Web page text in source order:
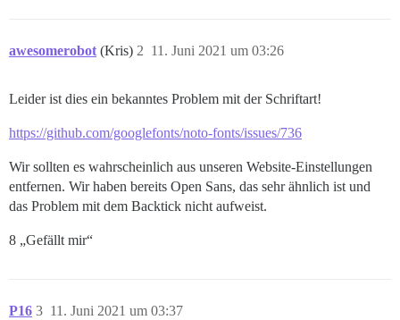
awesomerobot (Kris) 11. Juni 2021 um 03:26
2
Leider ist dies ein bekanntes Problem mit der Schriftart!
https://github.com/googlefonts/noto-fonts/issues/736
Wir sollten es wahrscheinlich aus unseren Website-Einstellungen
entfernen. Wir haben bereits Open Sans, das sehr ähnlich ist und
das Problem mit dem Backtick nicht aufweist.
8 „Gefällt mir“
P16 11. Juni 2021 um 03:37
3